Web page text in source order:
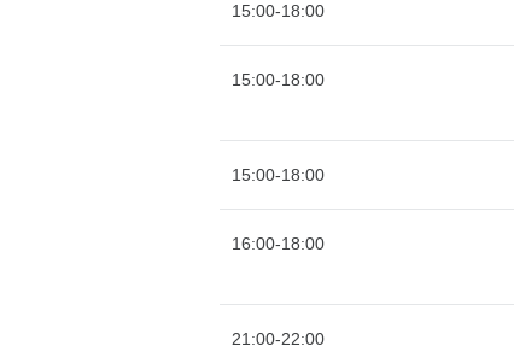
15:00-18:00
15:00-18:00
15:00-18:00
16:00-18:00
21:00-22:00